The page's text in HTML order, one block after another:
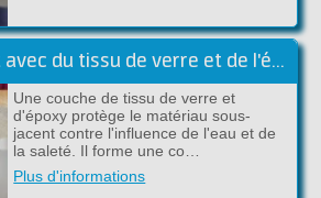
Couvrir un objet avec du tissu de verre et de l'époxy
Une couche de tissu de verre et
d'époxy protège le matériau sous-
jacent contre l'influence de l'eau et de
la saleté. Il forme une co…
Plus d'informations